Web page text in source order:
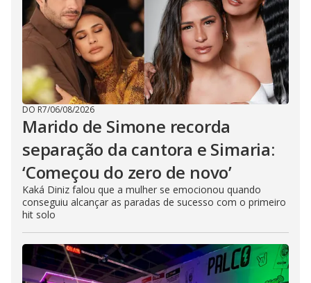
DO R7/06/08/2026
Marido de Simone recorda
separação da cantora e Simaria:
‘Começou do zero de novo’
Kaká Diniz falou que a mulher se emocionou quando
conseguiu alcançar as paradas de sucesso com o primeiro
hit solo